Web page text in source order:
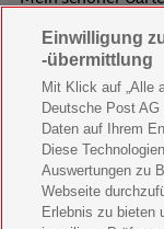
Wohnen & Garten
Mein schönes
Bild der Frau
11 Freunde
LEGO Ninjago
Einwilligung
-übermittlung
Mit Klick auf „Alle
Deutsche Post AG
Daten auf Ihrem
Diese
Auswertungen zu
Webseite
Erlebnis zu bieten